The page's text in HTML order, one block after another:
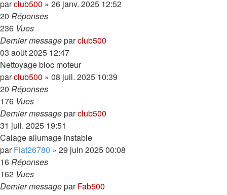
parclub500 » 26 janv. 2025 12:52
20 Réponses
236 Vues
Dernier messageparclub500
03 août 2025 12:47
Nettoyage bloc moteur
parclub500 » 08 juil. 2025 10:39
20 Réponses
176 Vues
Dernier messageparclub500
31 juil. 2025 19:51
Calage allumage instable
parFiat26780 » 29 juin 2025 00:08
16Réponses
162 Vues
Dernier messageparFab500